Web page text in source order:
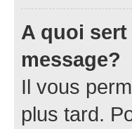
A quoi sert
message?
Il vous
plus tard.